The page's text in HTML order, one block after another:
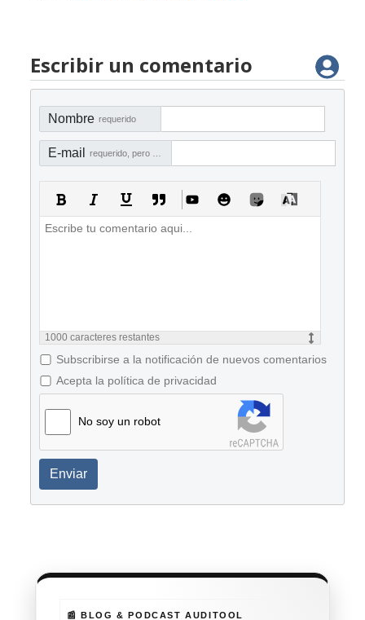
Escribir un comentario
Nombre requerido
E-mail
1000 caracteres restantes
Subscribirse a la notificación de nuevos comentarios
Acepta la política de privacidad
No soy un robot
Enviar
📰 BLOG & PODCAST AUDITOOL